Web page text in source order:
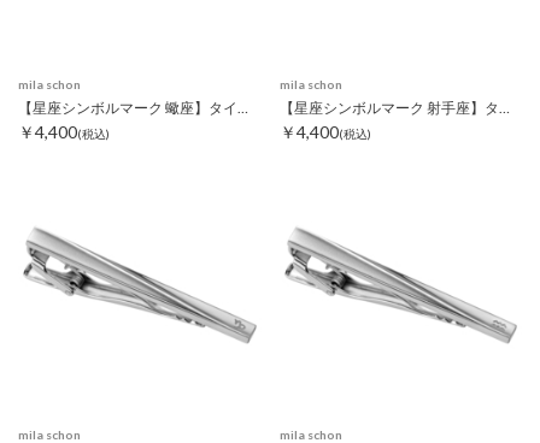
mila schon
￥4,400(税込)
mila schon
￥4,400(税込)
mila schon mila schon